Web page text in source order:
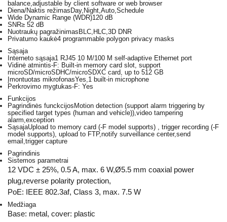
balance,adjustable by client software or web browser
Diena/Naktis režimasDay,Night,Auto,Schedule
Wide Dynamic Range (WDR)120 dB
SNR≥ 52 dB
Nuotraukų pagražinimasBLC,HLC,3D DNR
Privatumo kaukė4 programmable polygon privacy masks
Sąsaja
Interneto sąsaja1 RJ45 10 M/100 M self-adaptive Ethernet port
Vidinė atmintis-F: Built-in memory card slot, support
microSD/microSDHC/microSDXC card, up to 512 GB
Įmontuotas mikrofonasYes,1 built-in microphone
Perkrovimo mygtukas-F: Yes
Funkcijos
Pagrindinės funckcijosMotion detection (support alarm triggering by
specified target types (human and vehicle)),video tampering
alarm,exception
SąsajaUpload to memory card (-F model supports) , trigger recording (-F
model supports), upload to FTP,notify surveillance center,send
email,trigger capture
Pagrindinis
Sistemos parametrai
12 VDC ± 25%, 0.5 A, max. 6 W,Ø5.5 mm coaxial power
plug,reverse polarity protection,
PoE: IEEE 802.3af, Class 3, max. 7.5 W
Medžiaga
Base: metal, cover: plastic